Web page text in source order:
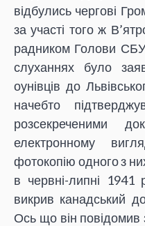
відбулись чергові
за участі того ж
радником Голови
слуханнях було
оунівців до
начебто
розсекреченими
електронному
фотокопію одного з
в червні-липні 1941
викрив канадський
Ось що він повідомив